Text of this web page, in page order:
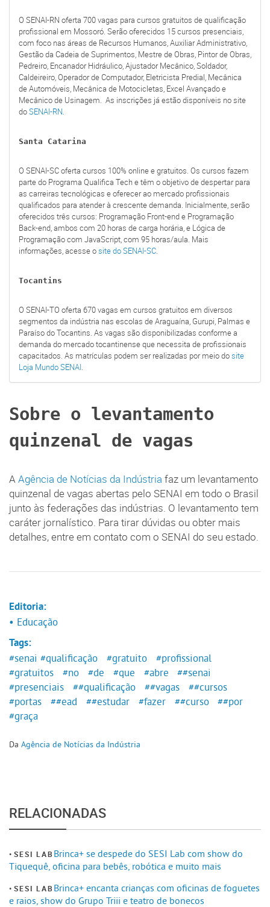
O SENAI-RN oferta 700 vagas para cursos gratuitos de qualificação
profissional em Mossoró. Serão oferecidos 15 cursos presenciais,
com foco nas áreas de Recursos Humanos, Auxiliar Administrativo,
Gestão da Cadeia de Suprimentos, Mestre de Obras, Pintor de Obras,
Pedreiro, Encanador Hidráulico, Ajustador Mecânico, Soldador,
Caldeireiro, Operador de Computador, Eletricista Predial, Mecânica
de Automóveis, Mecânica de Motocicletas, Excel Avançado e
Mecânico de Usinagem. As inscrições já estão disponíveis no site
doSENAI-RN.
Santa Catarina
O SENAI-SC oferta cursos 100% online e gratuitos. Os cursos fazem
parte do Programa Qualifica Tech e têm o objetivo de despertar para
as carreiras tecnológicas e oferecer ao mercado profissionais
qualificados para atender à crescente demanda. Inicialmente, serão
oferecidos três cursos: Programação Front-end e Programação
Back-end, ambos com 20 horas de carga horária, e Lógica de
Programação com JavaScript, com 95 horas/aula. Mais
informações, acesse osite do SENAI-SC.
Tocantins
O SENAI-TO oferta 670 vagas em cursos gratuitos em diversos
segmentos da indústria nas escolas de Araguaína, Gurupi, Palmas e
Paraíso do Tocantins. As vagas são disponibilizadas conforme a
demanda do mercado tocantinense que necessita de profissionais
capacitados. As matrículas podem ser realizadas por meio dosite
Loja Mundo SENAI.
Sobre o levantamento
quinzenal de vagas
AAgência de Notícias da Indústria faz um levantamento
quinzenal de vagas abertas pelo SENAI em todo o Brasil
junto às federações das indústrias. O levantamento tem
caráter jornalístico. Para tirar dúvidas ou obter mais
detalhes, entre em contato com o SENAI do seu estado.
Editoria:
• Educação
Tags:
#senai #qualificação #gratuito
#profissional
#gratuitos
#no #de #que #abre
##senai
#presenciais
##qualificação ##vagas
##cursos
#portas
##ead ##estudar #fazer ##curso
##por
#graça
Da Agência de Notícias da Indústria
RELACIONADAS
SESI LAB Brinca+ se despede do SESI Lab com show do
Tiquequê, oficina para bebês, robótica e muito mais
SESI LAB Brinca+ encanta crianças com oficinas de foguetes
e raios, show do Grupo Triii e teatro de bonecos